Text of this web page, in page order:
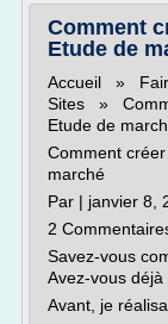
Comment
Etude de
Accueil »
Sites »
Etude de
Comment
marché
Par | janvier 8,
2
Savez-vous
Avez-vous
Avant, je